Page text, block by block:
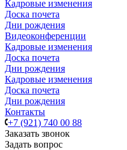
Кадровые изменения
Доска почета
Дни рождения
Видеоконференции
Кадровые изменения
Доска почета
Дни рождения
Кадровые изменения
Доска почета
Дни рождения
Контакты
+7 (921) 740 00 88
Заказать звонок
Задать вопрос